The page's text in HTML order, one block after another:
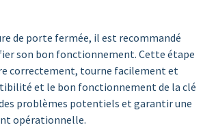
de porte fermée, il est recommandé
son bon fonctionnement. Cette étape
correctement, tourne facilement et
et le bon fonctionnement de la clé
problèmes potentiels et garantir une
opérationnelle.